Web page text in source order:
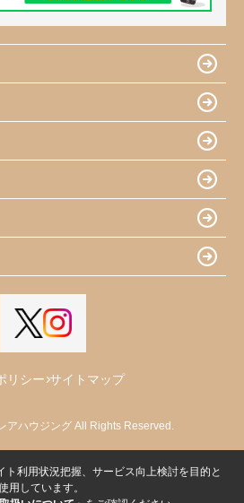
リシー サイトマップ
アハウジング All Rights Reserved.
ト利用状況把握、サービス向上検討を目的と
用しています。